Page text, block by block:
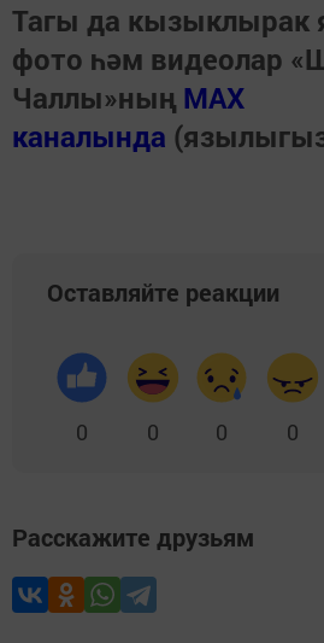
Тагы да кызыклырак
фото һәм видеолар
Чаллы»ның MAX
каналында
Оставляйте реакции
0 0 0 0
Расскажите друзьям